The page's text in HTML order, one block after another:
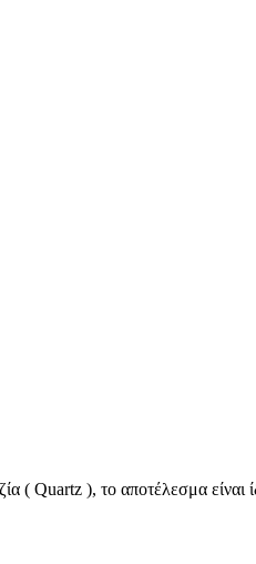
), το αποτέλεσμα είναι